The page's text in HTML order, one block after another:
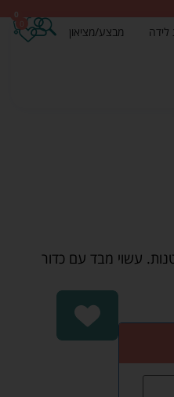
לידה מבצע/מציאון
0
עשוי מבד עם כדור